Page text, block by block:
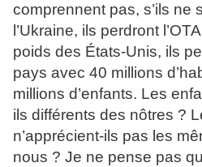
comprennent pas, s’ils ne
l’Ukraine, ils perdront
poids des États-Unis, ils
pays avec 40 millions
millions d’enfants. Les
ils différents des nôtres ?
n’apprécient-ils pas les
nous ? Je ne pense pas